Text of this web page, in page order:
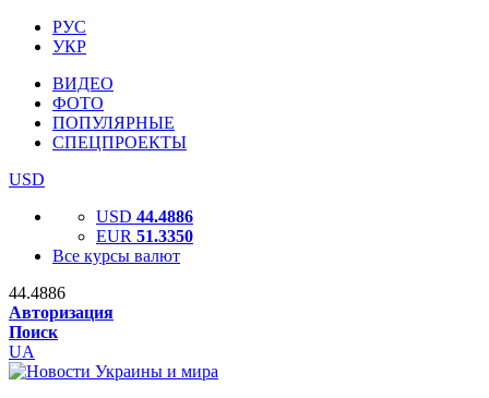
РУС
УКР
ВИДЕО
ФОТО
ПОПУЛЯРНЫЕ
СПЕЦПРОЕКТЫ
USD
USD 44.4886
EUR 51.3350
Все курсы валют
44.4886
Авторизация
Поиск
UA